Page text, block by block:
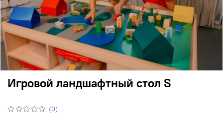
(0)
Игровой ландшафтный стол S